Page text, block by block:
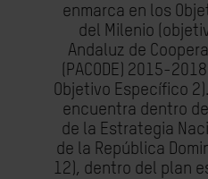
enmarca en los
del Milenio
Andaluz de
(PACODE) 2015-
Objetivo Específico
encuentra dentro
de la Estrategia
de la República
12), dentro del plan